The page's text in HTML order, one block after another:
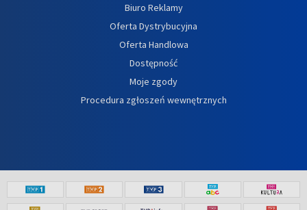
Biuro Reklamy
Oferta Dystrybucyjna
Oferta Handlowa
Dostępność
Moje zgody
Procedura zgłoszeń wewnętrznych